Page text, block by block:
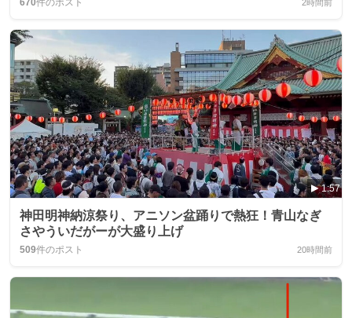
670件のポスト 2時間前
1:57
神田明神納涼祭り、アニソン盆踊りで熱狂！青山なぎ
さやういだがーが大盛り上げ
509件のポスト 20時間前